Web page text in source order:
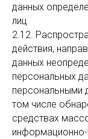
данных
лиц.
2.12.
действия,
данных
персональных
персональными
том числе
средствах
информационно-